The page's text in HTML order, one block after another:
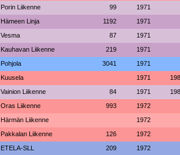
Porin Liikenne 99 1971
Hämeen Linja 1192 1971
Vesma 87 1971
Kauhavan Liikenne 219 1971
Pohjola 3041 1971
Kuusela 1971
Vainion Liikenne 84 1971
Oras Liikenne 993 1972
Härmän Liikenne 1972
Pakkalan Liikenne 126 1972
ETELA-SLL 209 1972